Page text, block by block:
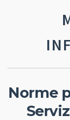
Norme